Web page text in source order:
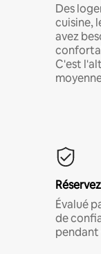
Des
cuisine,
avez
C'est
Évalué
de
pendant